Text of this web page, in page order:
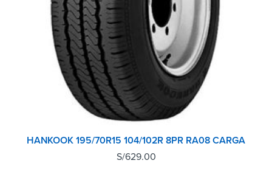
HANKOOK 195/70R15 104/102R 8PR RA08 CARGA
S/629.00